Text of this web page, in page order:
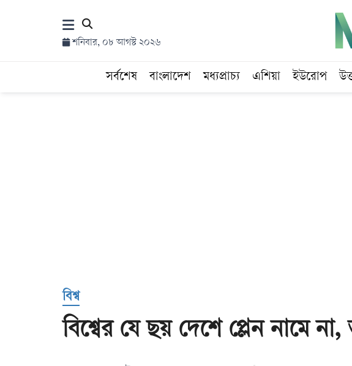
শনিবার, ০৮ আগস্ট ২০২৬
সর্বশেষ বাংলাদেশ মধ্যপ্রাচ্য এশিয়া ইউরোপ
বিশ্ব
বিশ্বের যে ছয় দেশে প্লেন নামে